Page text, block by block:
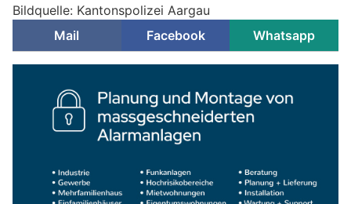
Bildquelle: Kantonspolizei Aargau
Mail
Facebook Whatsapp